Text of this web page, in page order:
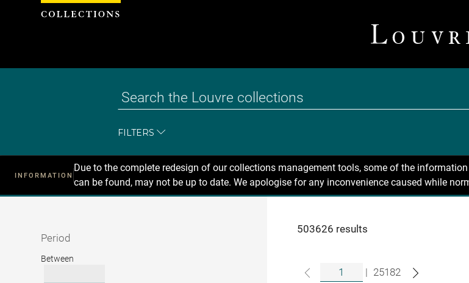
FILTERS
INFORMATION
Due to the complete redesign of our collections management tools, some of the
can be found, may not be up to date. We apologise for any inconvenience caused while
Recherche
Period
Period
Between
503626 results
| 25182
Cookies management panel